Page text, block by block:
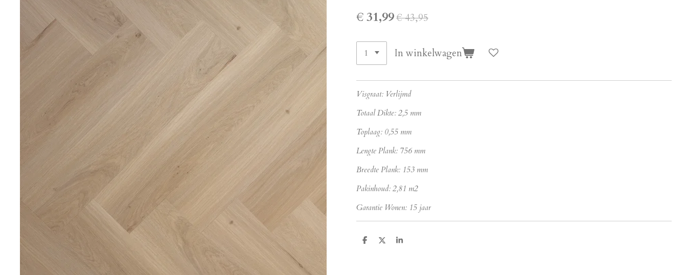
€ 31,99€ 43,95
In winkelwagen
Visgraat: Verlijmd
Totaal Dikte: 2,5 mm
Toplaag: 0,55 mm
Lengte Plank: 756 mm
Breedte Plank: 153 mm
Pakinhoud: 2,81 m2
Garantie Wonen: 15 jaar
D
D
S